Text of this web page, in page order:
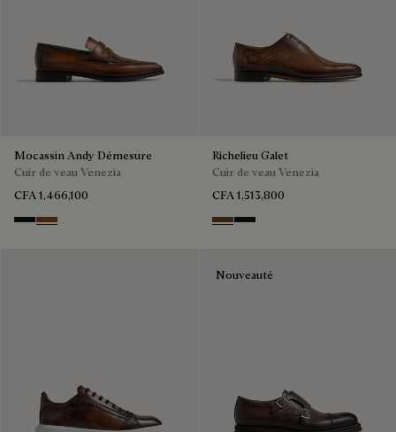
Mocassin Andy Démesure
Cuir de veau Venezia
CFA 1,466,100
NERO GRIGIO
Cacao Intenso
Richelieu Galet
Cuir de veau Venezia
CFA 1,513,800
TOBACCO BIS
NERO GRIGIO
Nouveauté